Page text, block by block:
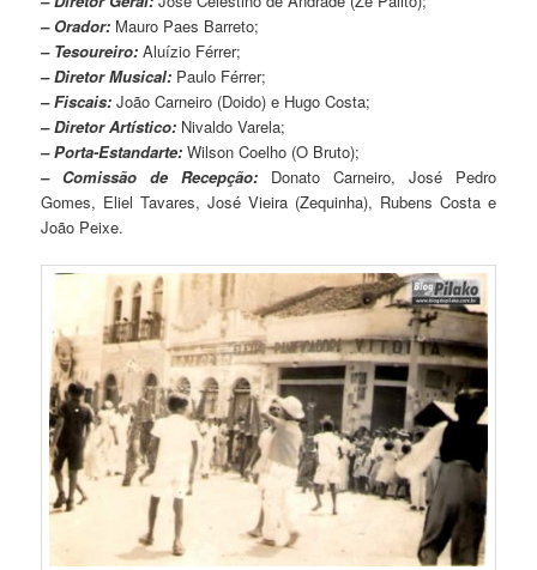
– Orador: Mauro Paes Barreto;
– Tesoureiro: Aluízio Férrer;
– Diretor Musical: Paulo Férrer;
– Fiscais: João Carneiro (Doido) e Hugo Costa;
– Diretor Artístico: Nivaldo Varela;
– Porta-Estandarte: Wilson Coelho (O Bruto);
– Comissão de Recepção: Donato Carneiro, José Pedro
Gomes, Eliel Tavares, José Vieira (Zequinha), Rubens Costa e
João Peixe.